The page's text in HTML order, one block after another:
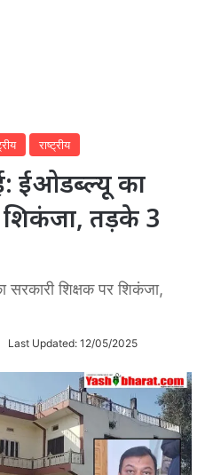
राष्ट्रीय
ईओडब्ल्यू का
शिकंजा, तड़के 3
सरकारी शिक्षक पर शिकंजा,
Last Updated: 12/05/2025